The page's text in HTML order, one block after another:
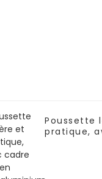
Poussette
pratique,